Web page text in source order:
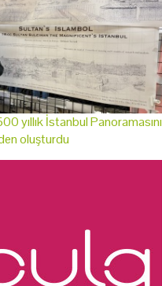
yıllık İstanbul Panoramasını
oluşturdu